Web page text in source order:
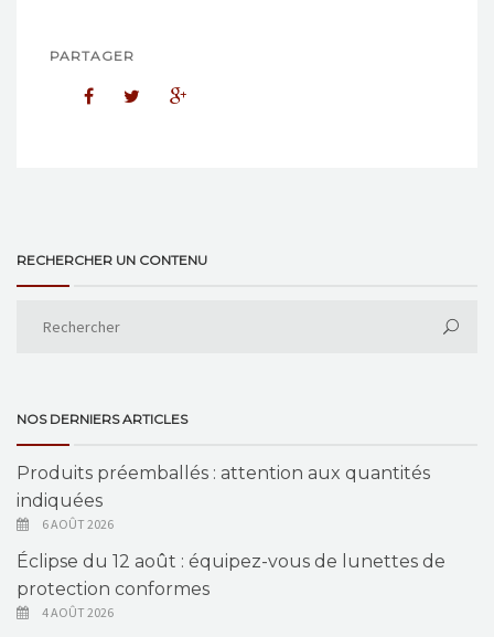
PARTAGER
RECHERCHER UN CONTENU
NOS DERNIERS ARTICLES
Produits préemballés : attention aux quantités
indiquées
6 AOÛT 2026
Éclipse du 12 août : équipez-vous de lunettes de
protection conformes
4 AOÛT 2026